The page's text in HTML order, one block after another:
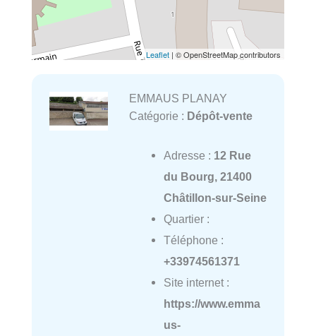
Leaflet | © OpenStreetMap contributors
EMMAUS PLANAY
Catégorie : Dépôt-vente
Adresse : 12 Rue
du Bourg, 21400
Châtillon-sur-Seine
Quartier :
Téléphone :
+33974561371
Site internet :
https://www.emma
us-